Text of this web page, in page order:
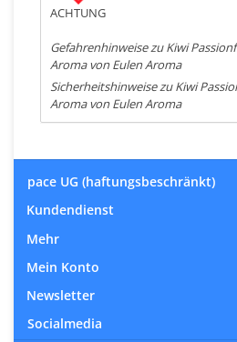
ACHTUNG
Gefahrenhinweise zu Kiwi
Aroma von Eulen Aroma
Sicherheitshinweise zu Kiwi
Aroma von Eulen Aroma
pace UG (haftungsbeschränkt)
Kundendienst
Mehr
Mein Konto
Newsletter
Socialmedia